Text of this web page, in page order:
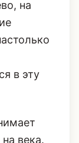
на
в эту